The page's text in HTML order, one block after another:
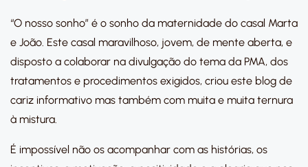
“O nosso sonho” é o sonho da maternidade do casal Marta
e João. Este casal maravilhoso, jovem, de mente aberta, e
disposto a colaborar na divulgação do tema da PMA, dos
tratamentos e procedimentos exigidos, criou este blog de
cariz informativo mas também com muita e muita ternura
à mistura.
É impossível não os acompanhar com as histórias, os